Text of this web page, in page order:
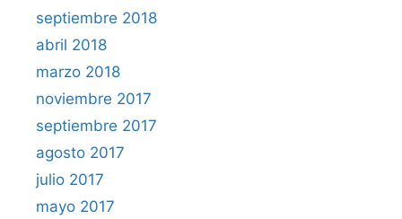
septiembre 2018
abril 2018
marzo 2018
noviembre 2017
septiembre 2017
agosto 2017
julio 2017
mayo 2017